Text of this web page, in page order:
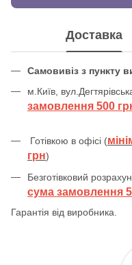
Доставка
Самовивіз з пункту
м.Київ,
замовлення 500
Готівкою в офісі (
грн)
Безготівковий
сума замовлення
Гарантія від виробника.